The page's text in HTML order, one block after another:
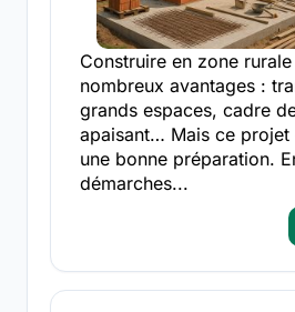
Construire en zone
nombreux avantages :
grands espaces, cadre
apaisant… Mais ce projet
une bonne préparation.
démarches...